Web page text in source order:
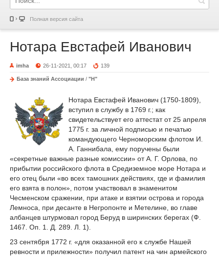
Полная версия сайта
Нотара Евстафей Иванович
imha 26-11-2021, 00:17 139
База знаний Ассоциации / "Н"
Нотара Евстафей Иванович (1750-1809),
вступил в службу в 1769 г.; как
свидетельствует его аттестат от 25 апреля
1775 г. за личной подписью и печатью
командующего Черноморским флотом И.
А. Ганнибала, ему поручены были
«секретные важные разные комиссии» от А. Г. Орлова, по
прибытии российского флота в Средиземное море Нотара и
его отец были «во всех тамошних действиях, где и фамилия
его взята в полон», потом участвовал в знаменитом
Чесменском сражении, при атаке и взятии острова и города
Лемноса, при десанте в Негропонте и Метелине, во главе
албанцев штурмовал город Беруд в ширинских берегах (Ф.
1467. Оп. 1. Д. 289. Л. 1).
23 сентября 1772 г. «для оказанной его к службе Нашей
ревности и прилежности» получил патент на чин армейского